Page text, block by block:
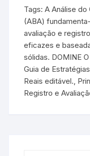
quantidade
Tags:A Análise
(ABA)
avaliação e registro
eficazes e
sólidas. DOMINE
Guia de
Reais editável.
Registro e